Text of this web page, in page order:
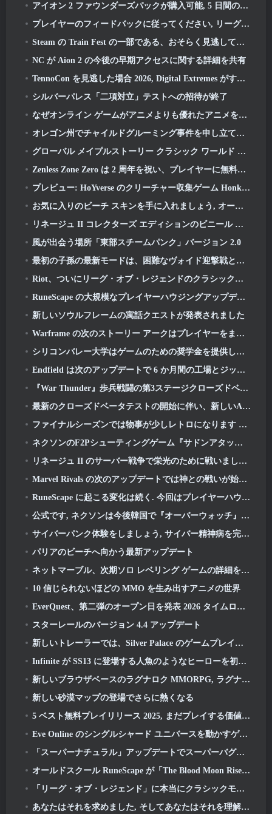
アイオン 2 ファウンダーズパックが購入可能, 5 日間の早期アクセスが完了します
プレイヤーのフィードバックに従ってください, リーグ・オブ・レジェンドのクラシックプレイヤーはクラシックスキンにお金を払う必要がありません
Steam の Train Fest の一部である、おそらく見逃している 8 つの無料プレイ ゲーム
NC が Aion 2 の今後の早期アクセスに関する詳細を共有
TennoCon を見逃した場合 2026, Digital Extremes がすべてのパネルを共有
シルバーパレス「二項対立」テストへの招待が終了
なぜオンライン ゲームがアニメよりも優れたアニメを作るのか
オレゴン州でチャイルドグルーミング事件を申し立て、Robloxに対して新たな訴訟を起こす
グローバル メイプルストーリー クラシック ワールド セカンド クローズド テストへのサインアップ
Zenless Zone Zero は 2 周年を祝い、プレイヤーに無料の S ランク エージェントの選択を提供します
プレビュー: HoYverse のクリーチャー収集ゲーム Honkai について知っておくべきこと: リンクソウル
お気に入りのビーチ スキンを手に入れましょう, オーバーウォッチに夏のゲームが帰ってきた
リネージュ II コレクターズ エディションのビニール アルバムで 22 周年を祝う
風が出会う場所「東部スチームパンク」バージョン 2.0
最初の子孫の最新モードは、困難なヴォイド迎撃戦と深層を融合させます
Riot、ついにリーグ・オブ・レジェンドのクラシックモードの発売日を明らかに
RuneScape の大規模なプレイヤーハウジングアップデートを待つのはもう終わりです
新しいソウルフレームの寓話クエストが発表されました
Warframe の次のストーリー アークはプレイヤーをまったく新しいスター チャートに連れて行きます, タウシステム
シリコンバレー大学はゲームのための奨学金を提供していますが、その要件のいくつかは興味深いものです
Endfield は次のアップデートで 6 か月間の工場とジップラインを祝う
『War Thunder』歩兵戦闘の第3ステージクローズドベータテストが発表
最新のクローズドベータテストの開始に伴い、新しいAniimoトレーラーが公開されました
ファイナルシーズンでは物事が少しレトロになります 11 アップデート
ネクソンのF2Pシューティングゲーム『サドンアタック ゼロポイント』最終クローズドβテストが本日スタート
リネージュ II のサーバー戦争で栄光のために戦いましょう
Marvel Rivals の次のアップデートでは神との戦いが始まります
RuneScape に起こる変化は続く. 今回はプレイヤーハウジングです
公式です, ネクソンは今後韓国で『オーバーウォッチ』を出版する予定
サイバーパンク体験をしましょう, サイバー精神病を完全に抱えている, 『Apex Legends』の次のクロスオーバーイベントで
パリアのビーチへ向かう最新アップデート
ネットマーブル、次期ソロ レベリング ゲームの詳細を公開, ソロレベリング: KARMA アニメエキスポにて
10 信じられないほどの MMO を生み出すアニメの世界
EverQuest、第二弾のオープン日を発表 2026 タイムロック拡張サーバー
スターレールのバージョン 4.4 アップデート
新しいトレーラーでは、Silver Palace のゲームプレイを紹介します
Infinite が SS13 に登場する人魚のようなヒーローを初公開: 残光
新しいブラウザベースのラグナロク MMORPG, ラグナロクユニバースを発表
新しい砂漠マップの登場でさらに熱くなる
5 ベスト無料プレイリリース 2025, まだプレイする価値はありますか 2026?
Eve Online のシングルシャード ユニバースを動かすゲーム エンジンがオープンソースになりました
「スーパーナチュラル」アップデートでスーパーバグがスーパーアニマルロイヤルに侵入
オールドスクール RuneScape が「The Blood Moon Rises」グランドマスタークエストをドロップ, 20年にわたるクエストラインに終止符を打つ
「リーグ・オブ・レジェンド」に本当にクラシックモードが登場
あなたはそれを求めました, そしてあなたはそれを理解しています. Eterspireでギルドが利用可能になりました